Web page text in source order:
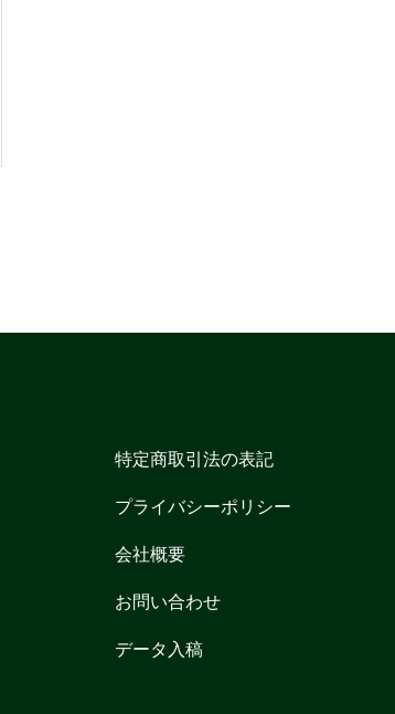
特定商取引法の表記
プライバシーポリシー
会社概要
お問い合わせ
データ入稿